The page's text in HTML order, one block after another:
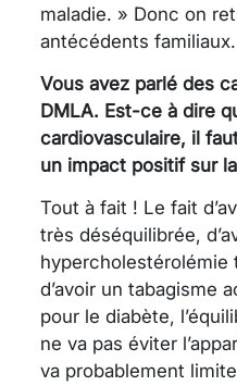
maladie. » Donc on
antécédents familiaux.
Vous avez parlé des
DMLA. Est-ce à dire
cardiovasculaire, il
un impact positif sur
Tout à fait ! Le fait
très déséquilibrée,
hypercholestérolémie
d’avoir un tabagisme
pour le diabète,
ne va pas éviter
va probablement